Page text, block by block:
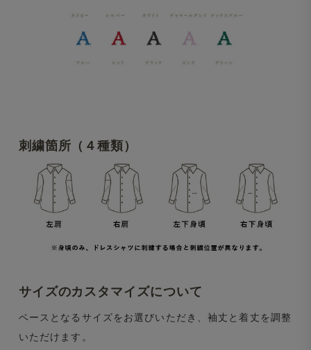
刺繍箇所（４種類）
サイズのカスタマイズについて
ベースとなるサイズをお選びいただき、袖丈と着丈を調整
いただけます。